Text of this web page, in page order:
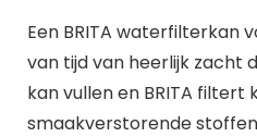
Een BRITA waterfilterkan
van tijd van heerlijk zacht
kan vullen en BRITA filtert
smaakverstorende